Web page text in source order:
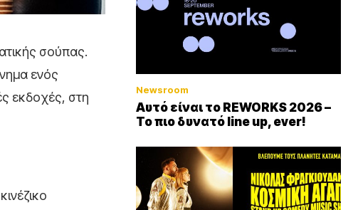
σούπας.
ενός
εκδοχές, στη
Newsroom
Αυτό είναι το REWORKS 2026 –
Το πιο δυνατό line up, ever!